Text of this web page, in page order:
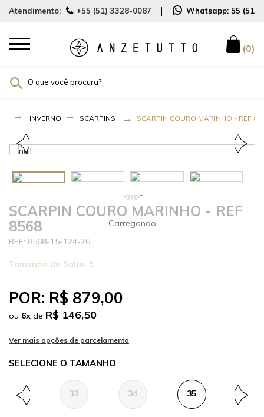
Atendimento: +55 (51) 3328-0087 Whatsapp: 55 (51)
0
INVERNO SCARPINS SCARPIN COURO MARINHO - REF
SCARPIN COURO MARINHO - REF
8568
8568-15-124-26
Tamanho do Salto: 5
POR: R$ 879,00
ou 6x de R$ 146,50
TAMANHO
33 34 35 36